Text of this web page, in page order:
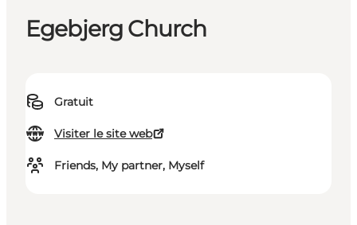
Egebjerg Church
Gratuit
Visiter le site web
Friends, My partner, Myself